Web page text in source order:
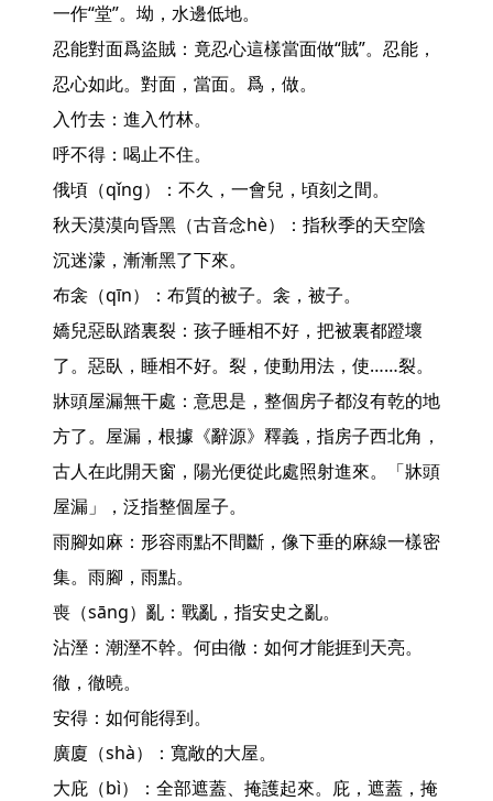
一作“堂”。坳，水邊低地。
忍能對面爲盜賊：竟忍心這樣當面做“賊”。忍能，
忍心如此。對面，當面。爲，做。
入竹去：進入竹林。
呼不得：喝止不住。
俄頃（qǐng）：不久，一會兒，頃刻之間。
秋天漠漠向昏黑（古音念hè）：指秋季的天空陰
沉迷濛，漸漸黑了下來。
布衾（qīn）：布質的被子。衾，被子。
嬌兒惡臥踏裏裂：孩子睡相不好，把被裏都蹬壞
了。惡臥，睡相不好。裂，使動用法，使……裂。
牀頭屋漏無干處：意思是，整個房子都沒有乾的地
方了。屋漏，根據《辭源》釋義，指房子西北角，
古人在此開天窗，陽光便從此處照射進來。「牀頭
屋漏」，泛指整個屋子。
雨腳如麻：形容雨點不間斷，像下垂的麻線一樣密
集。雨腳，雨點。
喪（sāng）亂：戰亂，指安史之亂。
沾溼：潮溼不幹。何由徹：如何才能捱到天亮。
徹，徹曉。
安得：如何能得到。
廣廈（shà）：寬敞的大屋。
大庇（bì）：全部遮蓋、掩護起來。庇，遮蓋，掩